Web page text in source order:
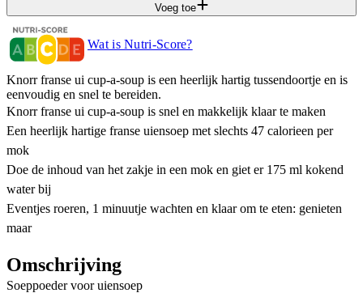
Voeg toe
Wat is Nutri-Score?
Knorr franse ui cup-a-soup is een heerlijk hartig tussendoortje en is
eenvoudig en snel te bereiden.
Knorr franse ui cup-a-soup is snel en makkelijk klaar te maken
Een heerlijk hartige franse uiensoep met slechts 47 calorieen per
mok
Doe de inhoud van het zakje in een mok en giet er 175 ml kokend
water bij
Eventjes roeren, 1 minuutje wachten en klaar om te eten: genieten
maar
Omschrijving
Soeppoeder voor uiensoep